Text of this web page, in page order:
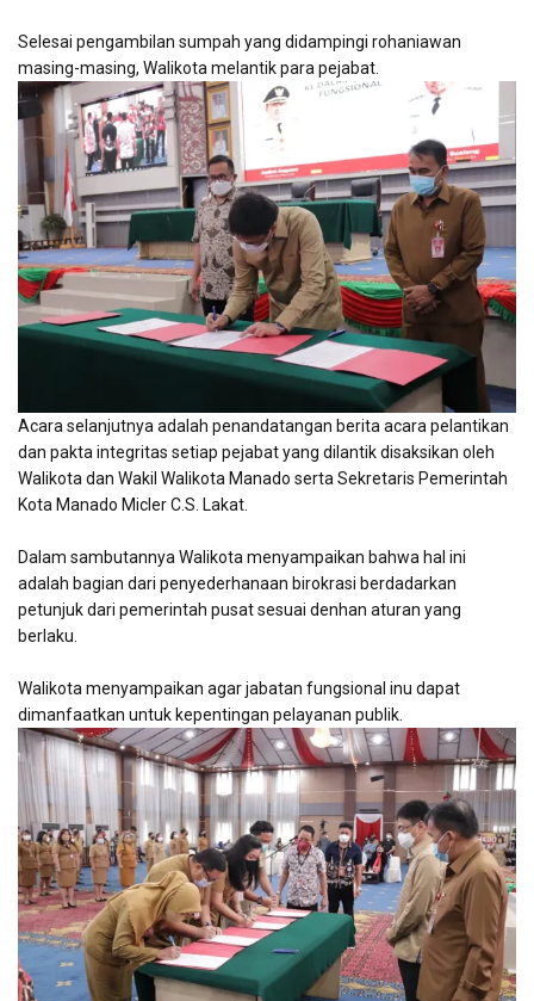
Selesai pengambilan sumpah yang didampingi rohaniawan
masing-masing, Walikota melantik para pejabat.
Acara selanjutnya adalah penandatangan berita acara pelantikan
dan pakta integritas setiap pejabat yang dilantik disaksikan oleh
Walikota dan Wakil Walikota Manado serta Sekretaris Pemerintah
Kota Manado Micler C.S. Lakat.
Dalam sambutannya Walikota menyampaikan bahwa hal ini
adalah bagian dari penyederhanaan birokrasi berdadarkan
petunjuk dari pemerintah pusat sesuai denhan aturan yang
berlaku.
Walikota menyampaikan agar jabatan fungsional inu dapat
dimanfaatkan untuk kepentingan pelayanan publik.